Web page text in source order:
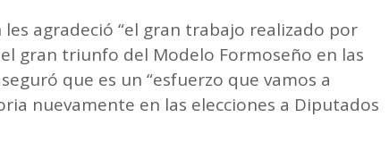
agradeció “el gran trabajo realizado por
gran triunfo del Modelo Formoseño en las
que es un “esfuerzo que vamos a
nuevamente en las elecciones a Diputados